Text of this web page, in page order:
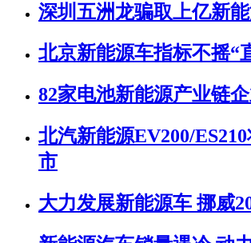
深圳五洲龙骗取上亿新
北京新能源车指标不摇“
82家电池新能源产业链
北汽新能源EV200/
市
大力发展新能源车 挪威